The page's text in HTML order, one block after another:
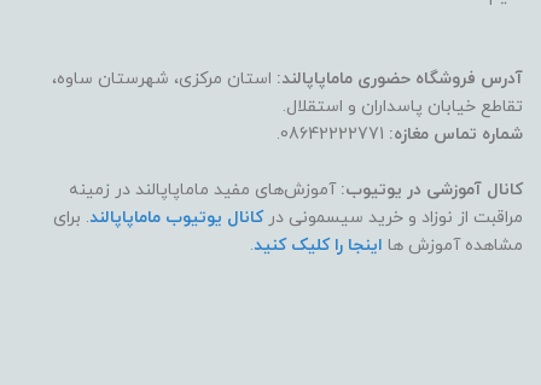
آدرس فروشگاه حضوری ماماپاپالند: استان مرکزی، شهرستان ساوه،
تقاطع خیابان پاسداران و استقلال.
شماره تماس مغازه:
کانال آموزشی در یوتیوب: آموزش‌های مفید ماماپاپالند در زمینه
مراقبت از نوزاد و خرید سیسمونی درکانال یوتیوب ماماپاپالند. برای
مشاهده آموزش ها اینجا را کلیک کنید.